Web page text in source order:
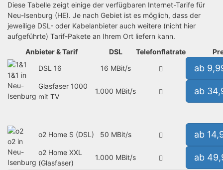
Diese Tabelle zeigt einige der verfügbaren Internet-Tarife für
Neu-Isenburg (HE). Je nach Gebiet ist es möglich, dass der
jeweilige DSL- oder Kabelanbieter auch weitere (nicht hier
aufgeführte) Tarif-Pakete an Ihrem Ort liefern kann.
Anbieter & Tarif
DSL Telefonflatrate
1&1 in
Neu-
Isenburg
DSL 16 16 MBit/s ab
Glasfaser 1000
mit TV
1.000 MBit/s ab
o2 in
Neu-
Isenburg
o2 Home S (DSL) 50 MBit/s ab
o2 Home XXL
(Glasfaser)
1.000 MBit/s ab